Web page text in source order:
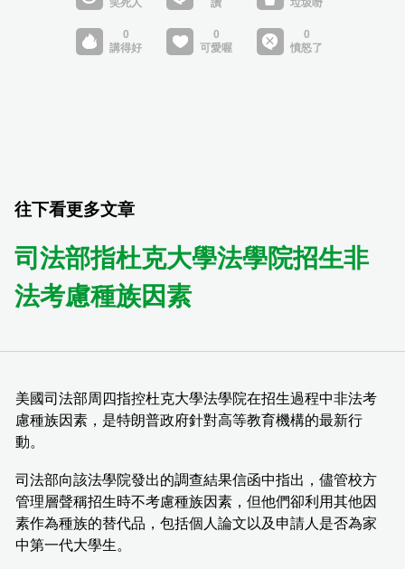
往下看更多文章
司法部指杜克大學法學院招生非
法考慮種族因素
美國司法部周四指控杜克大學法學院在招生過程中非法考
慮種族因素，是特朗普政府針對高等教育機構的最新行
動。
司法部向該法學院發出的調查結果信函中指出，儘管校方
管理層聲稱招生時不考慮種族因素，但他們卻利用其他因
素作為種族的替代品，包括個人論文以及申請人是否為家
中第一代大學生。